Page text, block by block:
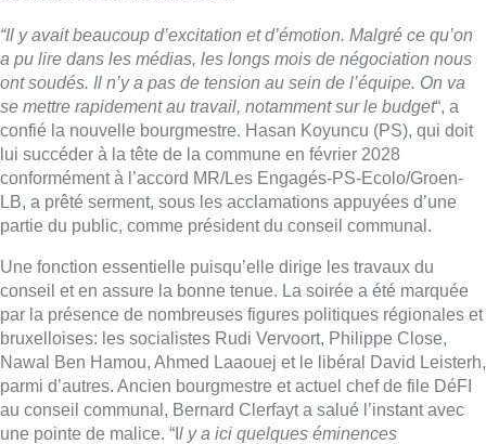
“Il y avait beaucoup d’excitation et d’émotion. Malgré ce qu’on
a pu lire dans les médias, les longs mois de négociation nous
ont soudés. Il n’y a pas de tension au sein de l’équipe. On va
se mettre rapidement au travail, notamment sur le budget“, a
confié la nouvelle bourgmestre. Hasan Koyuncu (PS), qui doit
lui succéder à la tête de la commune en février 2028
conformément à l’accord MR/Les Engagés-PS-Ecolo/Groen-
LB, a prêté serment, sous les acclamations appuyées d’une
partie du public, comme président du conseil communal.
Une fonction essentielle puisqu’elle dirige les travaux du
conseil et en assure la bonne tenue. La soirée a été marquée
par la présence de nombreuses figures politiques régionales et
bruxelloises: les socialistes Rudi Vervoort, Philippe Close,
Nawal Ben Hamou, Ahmed Laaouej et le libéral David Leisterh,
parmi d’autres. Ancien bourgmestre et actuel chef de file DéFI
au conseil communal, Bernard Clerfayt a salué l’instant avec
une pointe de malice. “I l y a ici quelques éminences